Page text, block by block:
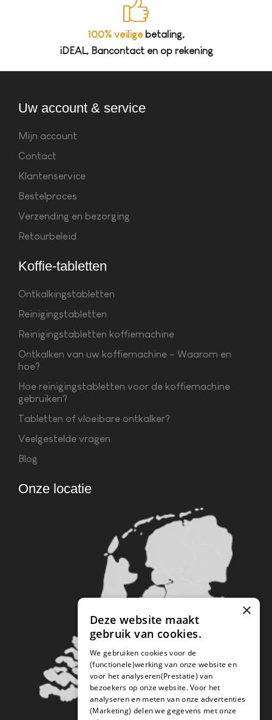
100% veiligebetaling,
iDEAL, Bancontact en op rekening
Uw account & service
Mijn account
Contact
Klantenservice
Bestelproces
Verzending en bezorging
Retourbeleid
Koffie-tabletten
Ontkalkingstabletten
Reinigingstabletten
Reinigingstabletten koffiemachine
Ontkalken van uw koffiemachine – Waarom en
hoe?
Hoe reinigingstabletten voor de koffiemachine
gebruiken?
Tabletten of vloeibare ontkalker?
Veelgestelde vragen
Blog
Onze locatie
×
Deze website maakt
gebruik van cookies.
We gebruiken cookies voor de
(functionele)werking van onze website en
voor het analyseren(Prestatie) van
bezoekers op onze website. Voor het
analyseren en meten van onze advertenties
(Marketing) delen we gegevens met onze